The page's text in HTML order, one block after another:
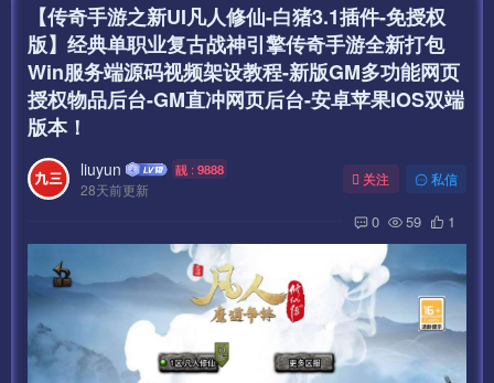
【传奇手游之新UI凡人修仙-白猪3.1插件-免授权
版】经典单职业复古战神引擎传奇手游全新打包
Win服务端源码视频架设教程-新版GM多功能网页
授权物品后台-GM直冲网页后台-安卓苹果IOS双端
版本！
liuyun 靓 : 9888
28天前更新
关注 私信
0 59 1